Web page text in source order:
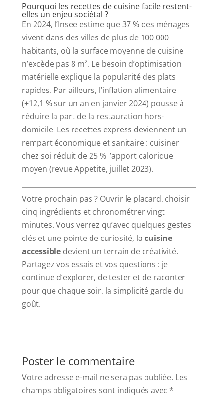
Pourquoi les recettes de cuisine facile restent-
elles un enjeu sociétal ?
En 2024, l’Insee estime que 37 % des ménages
vivent dans des villes de plus de 100 000
habitants, où la surface moyenne de cuisine
n’excède pas 8 m². Le besoin d’optimisation
matérielle explique la popularité des plats
rapides. Par ailleurs, l’inflation alimentaire
(+12,1 % sur un an en janvier 2024) pousse à
réduire la part de la restauration hors-
domicile. Les recettes express deviennent un
rempart économique et sanitaire : cuisiner
chez soi réduit de 25 % l’apport calorique
moyen (revue Appetite, juillet 2023).
Votre prochain pas ? Ouvrir le placard, choisir
cinq ingrédients et chronométrer vingt
minutes. Vous verrez qu’avec quelques gestes
clés et une pointe de curiosité, la cuisine
accessibledevient un terrain de créativité.
Partagez vos essais et vos questions : je
continue d’explorer, de tester et de raconter
pour que chaque soir, la simplicité garde du
goût.
Poster le commentaire
Votre adresse e-mail ne sera pas publiée. Les
champs obligatoires sont indiqués avec *